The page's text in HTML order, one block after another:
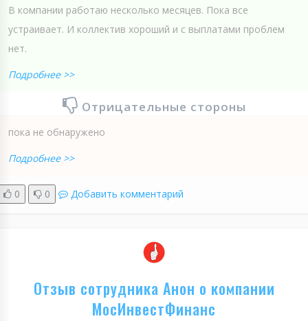
В компании работаю несколько месяцев. Пока все
устраивает. И коллектив хороший и с выплатами проблем
нет.
Подробнее >>
Отрицательные стороны
пока не обнаружено
Подробнее >>
0 0 Добавить комментарий
Отзыв сотрудника Анон о компании
МосИнвестФинанс